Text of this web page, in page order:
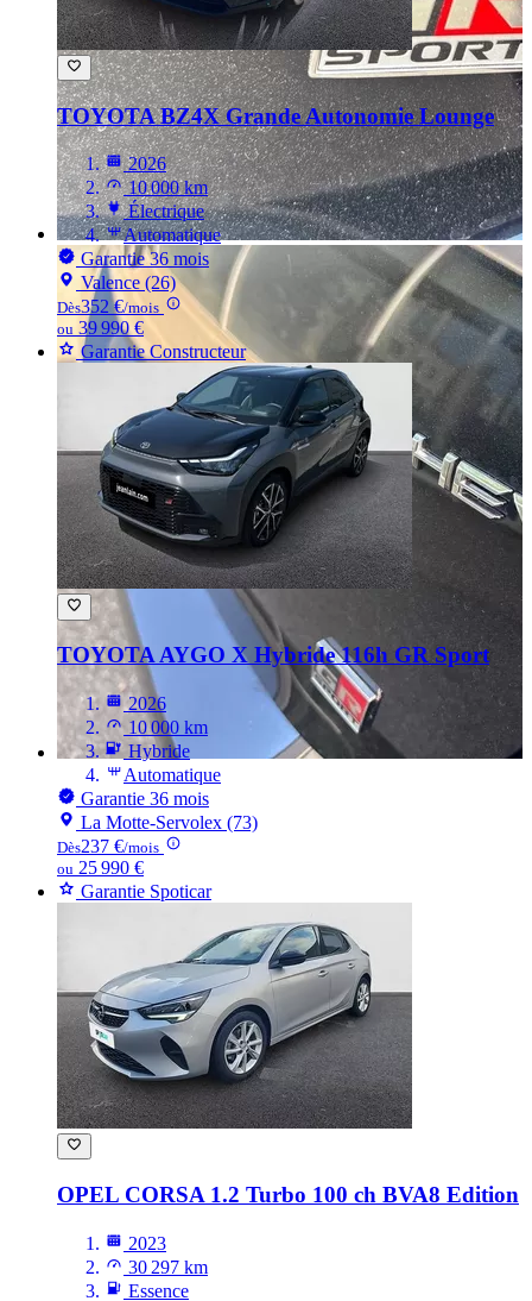
TOYOTA BZ4XGrande Autonomie Lounge
2026
10 000 km
Électrique
Automatique
Garantie 36 mois
Valence (26)
Dès352 €/mois
ou 39 990 €
Garantie Constructeur
TOYOTA AYGO X Hybride 116h GR Sport
2026
10 000 km
Hybride
Automatique
Garantie 36 mois
La Motte-Servolex (73)
Dès237 €/mois
ou 25 990 €
Garantie Spoticar
OPEL CORSA 1.2 Turbo 100 ch BVA8 Edition
2023
30 297 km
Essence